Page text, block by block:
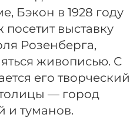
Бэкон в 1928 году
выставку
Розенберга,
живописью. С
его творческий
— город
и туманов.